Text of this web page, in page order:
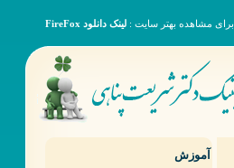
برای مشاهده بهتر سایت : لینک دانلود FireFox
آموزش